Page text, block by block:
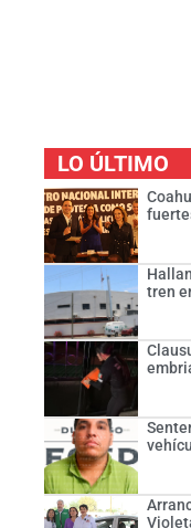
LO ÚLTIMO
tren